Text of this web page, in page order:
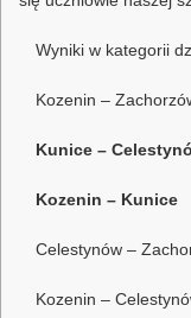
Wyniki w kategorii
Kozenin –
Kunice –
Kozenin –
Celestynów –
Kozenin –